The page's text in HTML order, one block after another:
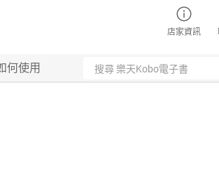
店家資訊
何使用